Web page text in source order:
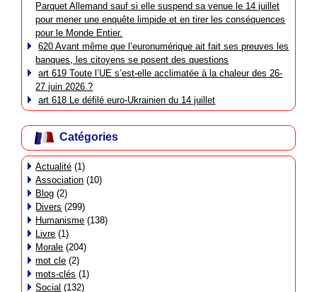
Parquet Allemand sauf si elle suspend sa venue le 14 juillet
pour mener une enquête limpide et en tirer les conséquences
pour le Monde Entier.
620 Avant même que l’euronumérique ait fait ses preuves les
banques, les citoyens se posent des questions
art 619 Toute l’UE s’est-elle acclimatée à la chaleur des 26-
27 juin 2026 ?
art 618 Le défilé euro-Ukrainien du 14 juillet
Catégories
Actualité (1)
Association (10)
Blog (2)
Divers (299)
Humanisme (138)
Livre (1)
Morale (204)
mot cle (2)
mots-clés (1)
Social (132)